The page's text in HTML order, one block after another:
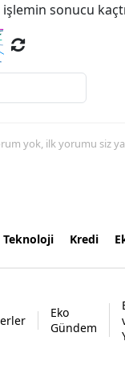
sonucu
yok, ilk yorumu siz
Teknoloji Kredi
Eko
Gündem